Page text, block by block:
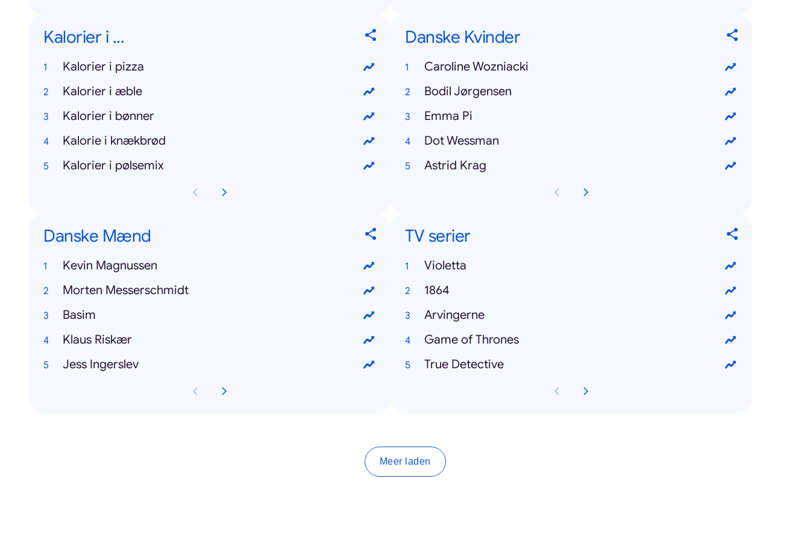
Kalorier i ...
Kalorier i pizza
Kalorier i æble
Kalorier i bønner
Kalorie i knækbrød
Kalorier i pølsemix
Danske Kvinder
Caroline Wozniacki
Bodil Jørgensen
Emma Pi
Dot Wessman
Astrid Krag
Danske Mænd
Kevin Magnussen
Morten Messerschmidt
Basim
Klaus Riskær
Jess Ingerslev
TV serier
Violetta
1864
Arvingerne
Game of Thrones
True Detective
Meer laden